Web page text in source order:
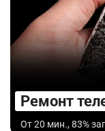
Ремонт
От 20 мин., 83%